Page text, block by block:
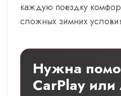
каждую поездку
сложных зимних
Нужна
CarPlay